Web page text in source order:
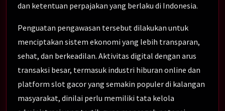
dan ketentuan perpajakan yang berlaku di Indonesia.
Penguatan pengawasan tersebut dilakukan untuk
menciptakan sistem ekonomi yang lebih transparan,
sehat, dan berkeadilan. Aktivitas digital dengan arus
transaksi besar, termasuk industri hiburan online dan
platform slot gacor yang semakin populer di kalangan
masyarakat, dinilai perlu memiliki tata kelola